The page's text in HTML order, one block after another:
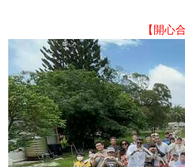
【開心